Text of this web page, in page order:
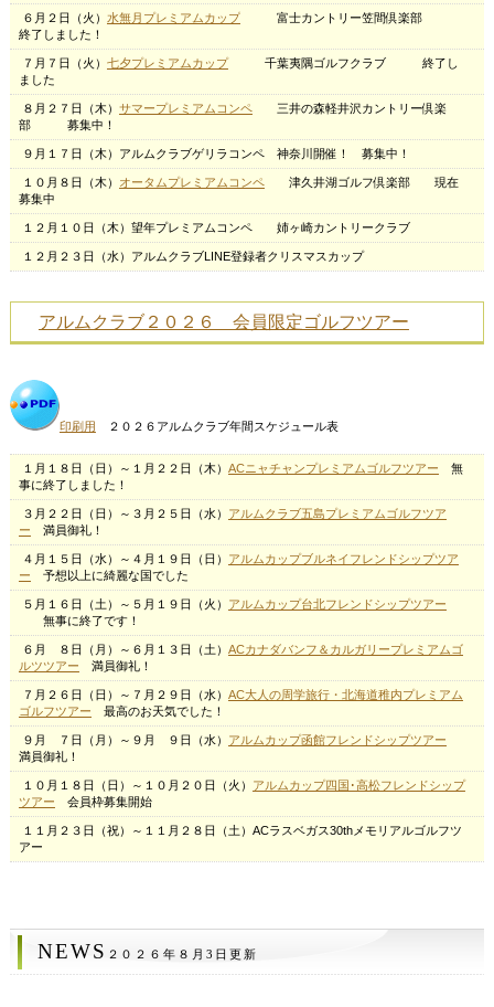
６月２日（火） 水無月プレミアムカップ富士カントリー笠間倶楽部
終了しました！
７月７日（火） 七夕プレミアムカップ千葉夷隅ゴルフクラブ 終了し
ました
８月２７日（木） サマープレミアムコンペ三井の森軽井沢カントリー倶楽
部 募集中！
９月１７日（木）アルムクラブゲリラコンペ 神奈川開催！ 募集中！
１０月８日（木） オータムプレミアムコンペ津久井湖ゴルフ倶楽部 現在
募集中
１２月１０日（木）望年プレミアムコンペ 姉ヶ崎カントリークラブ
１２月２３日（水）アルムクラブLINE登録者クリスマスカップ
アルムクラブ２０２６ 会員限定ゴルフツアー
印刷用 ２０２６アルムクラブ年間スケジュール表
１月１８日（日）～１月２２日（木） ACニャチャンプレミアムゴルフツアー 無
事に終了しました！
３月２２日（日）～３月２５日（水） アルムクラブ五島プレミアムゴルフツア
ー 満員御礼！
４月１５日（水）～４月１９日（日） アルムカップブルネイフレンドシップツア
ー 予想以上に綺麗な国でした
５月１６日（土）～５月１９日（火） アルムカップ台北フレンドシップツアー
無事に終了です！
６月 ８日（月）～６月１３日（土） ACカナダバンフ＆カルガリープレミアムゴ
ルツツアー 満員御礼！
７月２６日（日）～７月２９日（水） AC大人の周学旅行・北海道稚内プレミアム
ゴルフツアー 最高のお天気でした！
９月 ７日（月）～９月 ９日（水） アルムカップ函館フレンドシップツアー
満員御礼！
１０月１８日（日）～１０月２０日（火） アルムカップ四国･高松フレンドシップ
ツアー 会員枠募集開始
１１月２３日（祝）～１１月２８日（土）ACラスベガス30thメモリアルゴルフツ
アー
NEWS ２０２６年８月3日更新